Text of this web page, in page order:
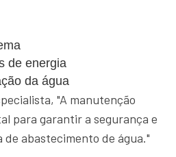
de energia
da água
"A manutenção
para garantir a segurança e
abastecimento de água."